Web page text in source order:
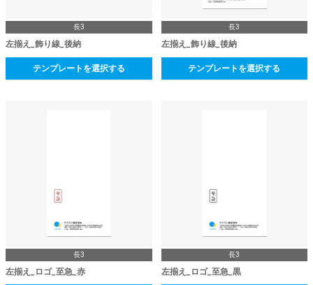
長3
左揃え_飾り線_後納
テンプレートを選択する
長3
左揃え_飾り線_後納
テンプレートを選択する
長3
左揃え_ロゴ_至急_赤
長3
左揃え_ロゴ_至急_黒